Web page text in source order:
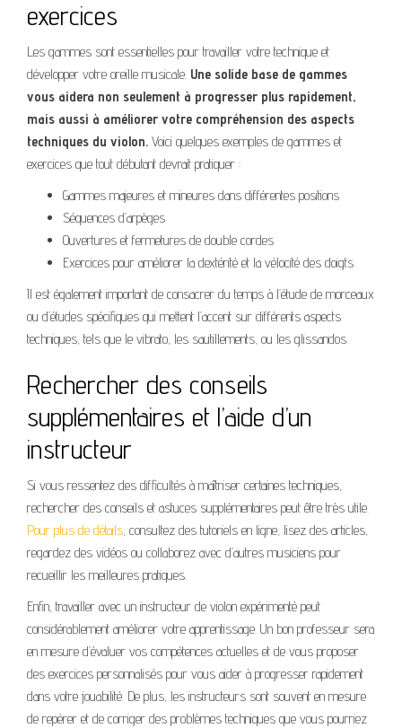
exercices
Les gammes sont essentielles pour travailler votre technique et
développer votre oreille musicale. Une solide base de gammes
vous aidera non seulement à progresser plus rapidement,
mais aussi à améliorer votre compréhension des aspects
techniques du violon. Voici quelques exemples de gammes et
exercices que tout débutant devrait pratiquer :
Gammes majeures et mineures dans différentes positions
Séquences d’arpèges
Ouvertures et fermetures de double cordes
Exercices pour améliorer la dextérité et la vélocité des doigts
Il est également important de consacrer du temps à l’étude de morceaux
ou d’études spécifiques qui mettent l’accent sur différents aspects
techniques, tels que le vibrato, les sautillements, ou les glissandos.
Rechercher des conseils
supplémentaires et l’aide d’un
instructeur
Si vous ressentez des difficultés à maîtriser certaines techniques,
rechercher des conseils et astuces supplémentaires peut être très utile.
Pour plus de détails , consultez des tutoriels en ligne, lisez des articles,
regardez des vidéos ou collaborez avec d’autres musiciens pour
recueillir les meilleures pratiques.
Enfin, travailler avec un instructeur de violon expérimenté peut
considérablement améliorer votre apprentissage. Un bon professeur sera
en mesure d’évaluer vos compétences actuelles et de vous proposer
des exercices personnalisés pour vous aider à progresser rapidement
dans votre jouabilité. De plus, les instructeurs sont souvent en mesure
de repérer et de corriger des problèmes techniques que vous pourriez